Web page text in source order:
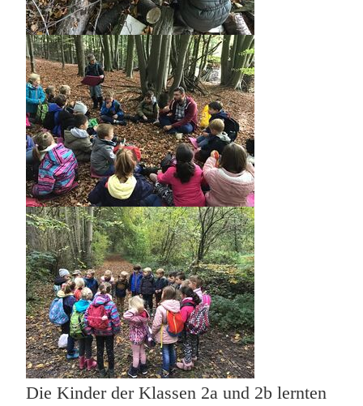
Die Kinder der Klassen 2a und 2b lernten